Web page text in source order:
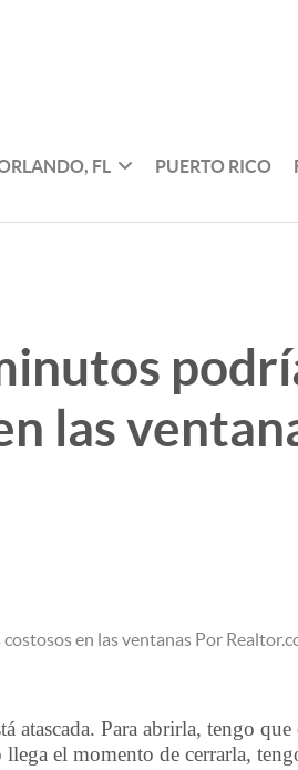
FL PUERTO RICO
las
atascada. Para abrirla, tengo
el momento de cerrarla,